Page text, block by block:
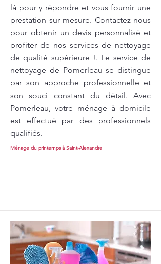
là pour y répondre et vous fournir une
prestation sur mesure. Contactez-nous
pour obtenir un devis personnalisé et
profiter de nos services de nettoyage
de qualité supérieure !. Le service de
nettoyage de Pomerleau se distingue
par son approche professionnelle et
son souci constant du détail. Avec
Pomerleau, votre ménage à domicile
est effectué par des professionnels
qualifiés.
Ménage du printemps à Saint-Alexandre